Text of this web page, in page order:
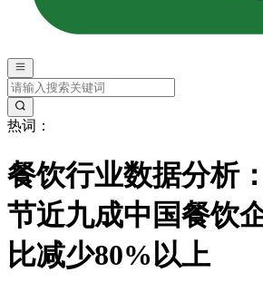
热词：
餐饮行业数据分析
节近九成中国餐饮
比减少80%以上